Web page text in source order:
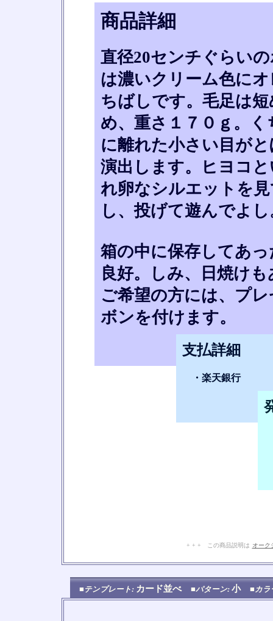
商品詳細
直径20センチぐらい
は濃いクリーム色に
ちばしです。毛足は
め、重さ１７０ｇ。
に離れた小さい目が
演出します。ヒヨコ
れ卵なシルエットを
し、投げて遊んでよし
箱の中に保存してあ
良好。しみ、日焼け
ご希望の方には、プ
ボンを付けます。
支払詳細
・楽天銀行
+ + + この商品説明は オーク
■テンプレート: カード並べ ■パターン: 小 ■カ